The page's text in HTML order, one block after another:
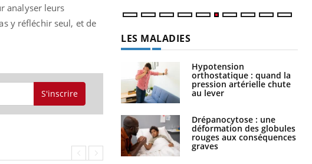
analyser leurs
y réfléchir seul, et de
S'inscrire
LES MALADIES
Hypotension
orthostatique : quand la
pression artérielle chute
au lever
Drépanocytose : une
déformation des globules
rouges aux conséquences
graves